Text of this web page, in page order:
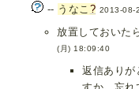
-- うなこ ? 2013-08-
放置しておいた
(月) 18:09:40
返信ありが